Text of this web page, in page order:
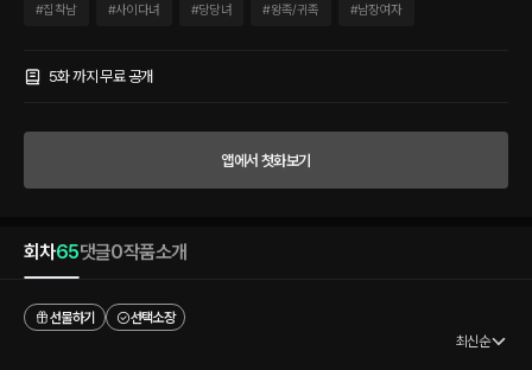
은, 자신에게서 뒤틀린 욕망과 갈증을 나게 하는 그 녀석이 남자라는 것이…… 재수없고
종이 된 알렉스에겐 샤를의 온갖 짜증과 죽을 것같이 힘든 훈련만 있을 뿐이다. 하지만
#집착남 #사이다녀 #당당녀 #왕족/귀족 #남장여자
5화 까지 무료 공개
앱에서 첫화보기
회차65댓글0작품소개
선물하기
선택소장
최신순